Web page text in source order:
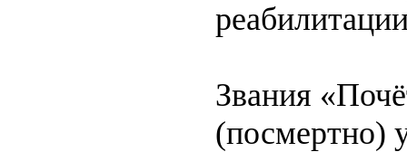
Звания
(посмертно)